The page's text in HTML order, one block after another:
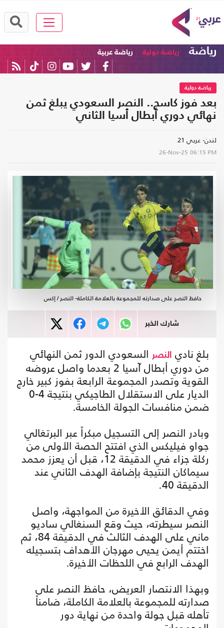
رياضة رياضة دولية رياضة عربية
رياضة دولية
بعد فوز كاسح.. النصر السعودي يبلغ ثمن
نهائي دوري أبطال ٱسيا الثاني
لندن- عربي 21
26-Nov-25 06:15 PM
حافظ النصر على صدارته للمجموعة بالعلامة الكاملة- النصر / إكس
شارك الخبر
بلغ نادي النصر السعودي الدور ثمن النهائي
من دوري أبطال آسيا 2 بعدما واصل عروضه
القوية وتصدر المجموعة الرابعة بفوز كبير خارج
الديار على الاستقلال الطاجيكي بنتيجة 4-0
ضمن منافسات الجولة الخامسة.
وبادر النصر إلى التسجيل مبكراً عبر البرتغالي
جواو فيليكس الذي افتتح الحصة الأولى من
ركلة جزاء في الدقيقة 12، قبل أن يعزز محمد
سيماكان النتيجة بإضافة الهدف الثاني عند
الدقيقة 40.
وفي الدقائق الأخيرة من المواجهة، واصل
النصر سيطرته، حيث وقع السنغالي ساديو
ماني على الهدف الثالث في الدقيقة 84، ثم
اختتم أيمن يحيى مهرجان الأهداف بتسجيله
الهدف الرابع في اللحظات الأخيرة.
وبهذا الانتصار العريض، حافظ النصر على
صدارته للمجموعة بالعلامة الكاملة، ضامناً
تأهله قبل جولة واحدة من نهاية دور